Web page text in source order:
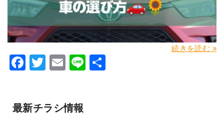
続きを読む »
Facebook
Twitter
Email
Line
最新チラシ情報